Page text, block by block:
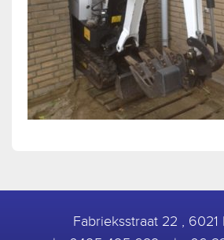
Fabrieksstraat 22 , 6021